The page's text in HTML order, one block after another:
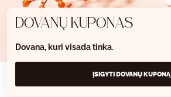
DOVANŲ KUPONAS
Dovana, kuri visada tinka.
ĮSIGYTI DOVANŲ KUPONĄ